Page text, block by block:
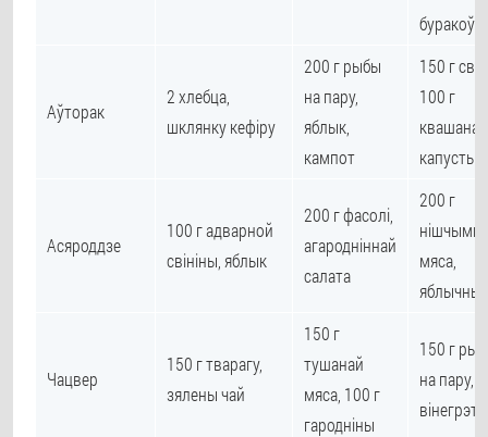
буракоў
Аўторак
2 хлебца,
шклянку кефіру
200 г рыбы
на пару,
яблык,
кампот
150 г
100 г
квашанай
капусты
Асяроддзе
100 г адварной
свініны, яблык
200 г фасолі,
агародніннай
салата
200 г
мяса,
яблычны
Чацвер
150 г тварагу,
зялены чай
150 г
тушанай
мяса, 100 г
гародніны
150 г
на пару,
вінегрэта